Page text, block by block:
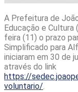
A Prefeitura de
Educação e
feira (11) o prazo
Simplificado para
iniciaram em 30 de
através do link
https://
voluntario/.